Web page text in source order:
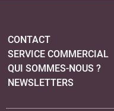
CONTACT
SERVICE COMMERCIAL
QUI SOMMES-NOUS ?
NEWSLETTERS